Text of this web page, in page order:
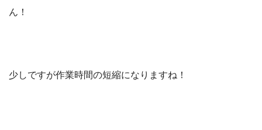
ん！
少しですが作業時間の短縮になりますね！